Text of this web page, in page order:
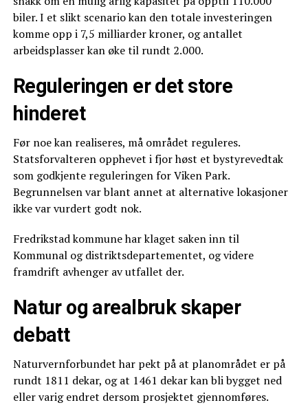
biler. I et slikt scenario kan den totale investeringen
komme opp i 7,5 milliarder kroner, og antallet
arbeidsplasser kan øke til rundt 2.000.
Reguleringen er det store
hinderet
Før noe kan realiseres, må området reguleres.
Statsforvalteren opphevet i fjor høst et bystyrevedtak
som godkjente reguleringen for Viken Park.
Begrunnelsen var blant annet at alternative lokasjoner
ikke var vurdert godt nok.
Fredrikstad kommune har klaget saken inn til
Kommunal og distriktsdepartementet, og videre
framdrift avhenger av utfallet der.
Natur og arealbruk skaper
debatt
Naturvernforbundet har pekt på at planområdet er på
rundt 1811 dekar, og at 1461 dekar kan bli bygget ned
eller varig endret dersom prosjektet gjennomføres.